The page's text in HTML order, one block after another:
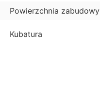
Powierzchnia zabudowy
Kubatura